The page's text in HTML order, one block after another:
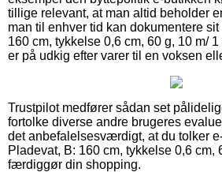
tillige relevant, at man altid beholder
man til enhver tid kan dokumentere
160 cm, tykkelse 0,6 cm, 60 g, 10 m/
er på udkig efter varer til en voksen
Trustpilot medfører sådan set
fortolke diverse andre brugeres
det anbefalelsesværdigt, at du tolker
Pladevat, B: 160 cm, tykkelse 0,6 cm,
færdiggør din shopping.